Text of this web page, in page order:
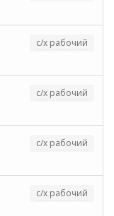
с/х рабочий
с/х рабочий
с/х рабочий
с/х рабочий